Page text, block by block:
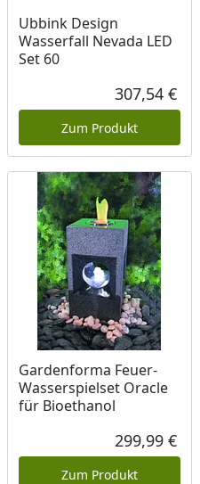
Ubbink Design
Wasserfall Nevada LED
Set 60
307,54 €
Zum Produkt
Gardenforma Feuer-
Wasserspielset Oracle
für Bioethanol
299,99 €
Zum Produkt